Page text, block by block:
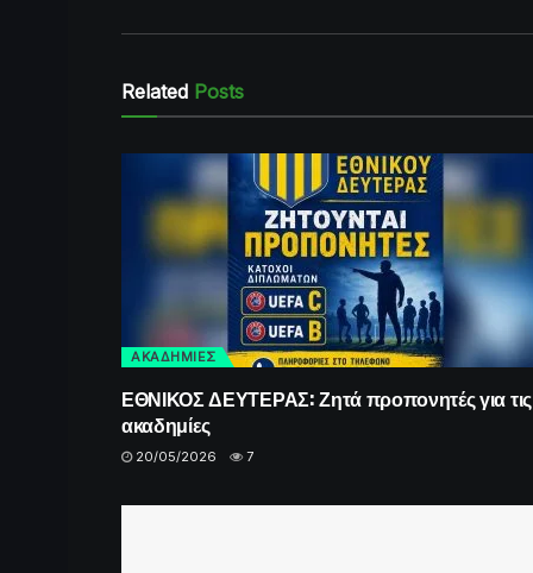
Related Posts
ΑΚΑΔΗΜΙΕΣ
ΕΘΝΙΚΟΣ ΔΕΥΤΕΡΑΣ: Ζητά προπονητές για τις
ακαδημίες
20/05/2026 7